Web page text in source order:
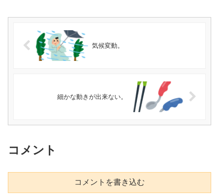
気候変動。
細かな動きが出来ない。
コメント
コメントを書き込む